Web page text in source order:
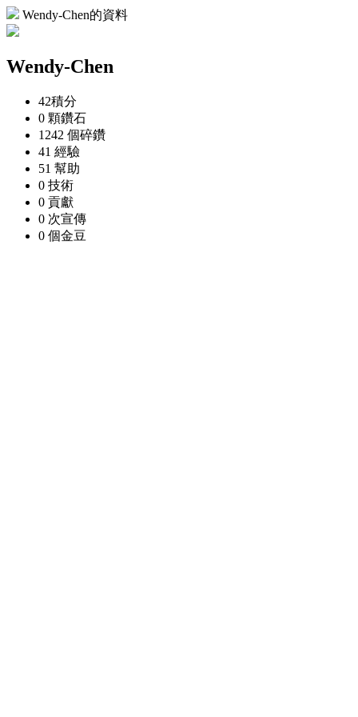
Wendy-Chen的資料
Wendy-Chen
42積分
0 顆鑽石
1242 個碎鑽
41 經驗
51 幫助
0 技術
0 貢獻
0 次宣傳
0 個金豆